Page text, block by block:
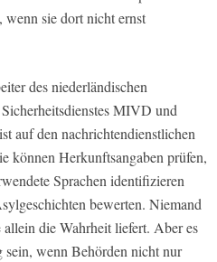
wenn sie dort nicht ernst
des niederländischen
MIVD und
auf den nachrichtendienstlichen
können Herkunftsangaben prüfen,
Sprachen identifizieren
bewerten. Niemand
allein die Wahrheit liefert. Aber es
sein, wenn Behörden nicht nur